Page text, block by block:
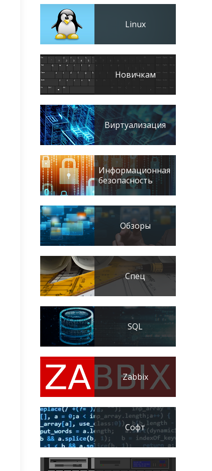
Linux
Новичкам
Виртуализация
Информационная
безопасность
Обзоры
Спец
SQL
Zabbix
Софт